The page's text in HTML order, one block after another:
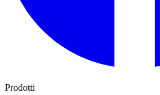
Prodotti